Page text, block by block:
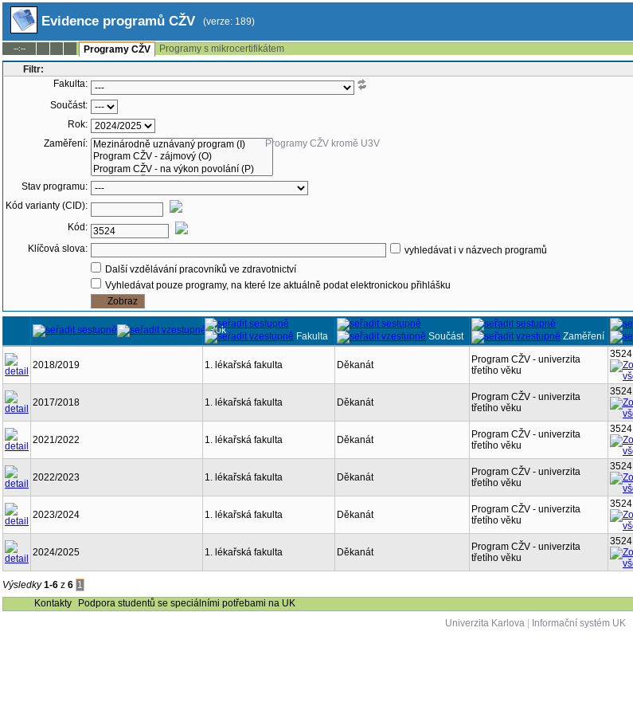
Evidence programů CŽV (verze: 189)
--:-- Programy CŽV
Programy s mikrocertifikátem
Filtr:
Fakulta:
Součást:
Rok:
Zaměření:
Programy CŽV kromě U3V
Stav programu:
Kód varianty (CID):
Kód:
Klíčová slova:
vyhledávat i v názvech programů
Další vzdělávání pracovníků ve zdravotnictví
Vyhledávat pouze programy, na které lze aktuálně podat elektronickou přihlášku
Rok
Fakulta Součást Zaměření
2018/2019 1. lékařská fakulta Děkanát
Program CŽV - univerzita
třetího věku
3524
2017/2018 1. lékařská fakulta Děkanát
Program CŽV - univerzita
třetího věku
3524
2021/2022 1. lékařská fakulta Děkanát
Program CŽV - univerzita
třetího věku
3524
2022/2023 1. lékařská fakulta Děkanát
Program CŽV - univerzita
třetího věku
3524
2023/2024 1. lékařská fakulta Děkanát
Program CŽV - univerzita
třetího věku
3524
2024/2025 1. lékařská fakulta Děkanát
Program CŽV - univerzita
třetího věku
3524
Výsledky1-6 z 6 1
Kontakty
Podpora studentů se speciálními potřebami na UK
Univerzita Karlova| Informační systém UK